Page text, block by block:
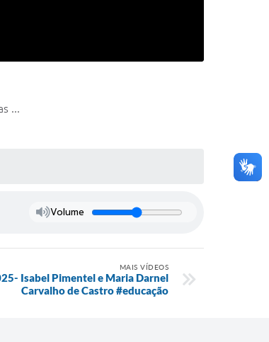
...
Volume
MAIS VÍDEOS
Isabel Pimentel e Maria Darnel
Carvalho de Castro #educação